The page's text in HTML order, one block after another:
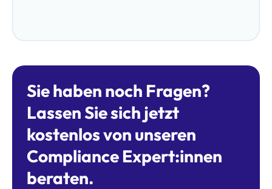
Sie haben noch Fragen?
Lassen Sie sich jetzt
kostenlos von unseren
Compliance Expert:innen
beraten.